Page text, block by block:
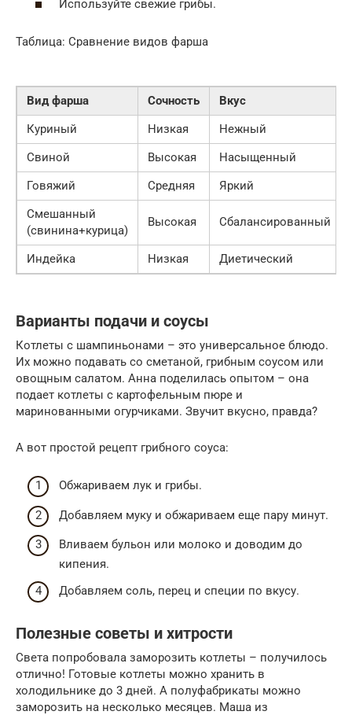
Используйте свежие грибы.
Таблица: Сравнение видов фарша
Вид фарша Сочность
Вкус
Куриный
Низкая
Нежный
Свиной
Высокая
Насыщенный
Говяжий
Средняя
Яркий
Смешанный
(свинина+курица)
Высокая Сбалансированный
Индейка Низкая Диетический
Варианты подачи и соусы
Котлеты с шампиньонами – это универсальное блюдо.
Их можно подавать со сметаной, грибным соусом или
овощным салатом. Анна поделилась опытом – она
подает котлеты с картофельным пюре и
маринованными огурчиками. Звучит вкусно, правда?
А вот простой рецепт грибного соуса:
Обжариваем лук и грибы.
Добавляем муку и обжариваем еще пару минут.
Вливаем бульон или молоко и доводим до
кипения.
Добавляем соль, перец и специи по вкусу.
Полезные советы и хитрости
Света попробовала заморозить котлеты – получилось
отлично! Готовые котлеты можно хранить в
холодильнике до 3 дней. А полуфабрикаты можно
заморозить на несколько месяцев. Маша из